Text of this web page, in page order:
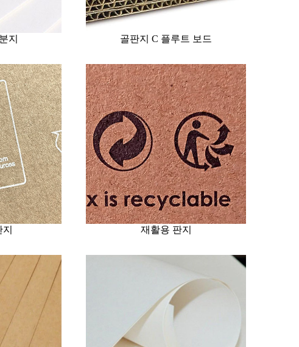
지 골판지 C 플루트 보드
재활용 판지